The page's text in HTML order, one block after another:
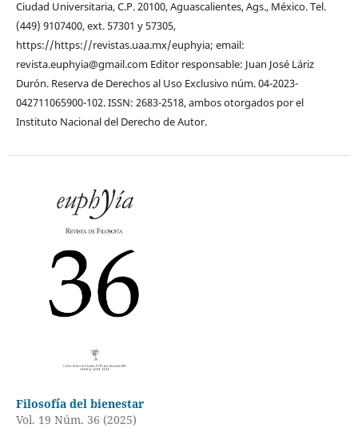
Ciudad Universitaria, C.P. 20100, Aguascalientes, Ags., México. Tel.
(449) 9107400, ext. 57301 y 57305,
https://https://revistas.uaa.mx/euphyia; email:
revista.euphyia@gmail.com Editor responsable: Juan José Láriz
Durón. Reserva de Derechos al Uso Exclusivo núm. 04-2023-
042711065900-102. ISSN: 2683-2518, ambos otorgados por el
Instituto Nacional del Derecho de Autor.
Filosofía del bienestar
Vol. 19 Núm. 36 (2025)